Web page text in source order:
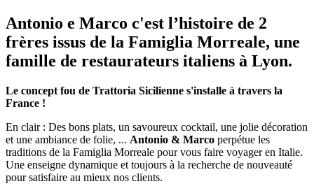
Antonio e Marco c'est l’histoire de 2
frères issus de la Famiglia Morreale, une
famille de restaurateurs italiens à Lyon.
Le concept fou de Trattoria Sicilienne s'installe à travers la
France !
En clair : Des bons plats, un savoureux cocktail, une jolie décoration
et une ambiance de folie, ... Antonio & Marco perpétue les
traditions de la Famiglia Morreale pour vous faire voyager en Italie.
Une enseigne dynamique et toujours à la recherche de nouveauté
pour satisfaire au mieux nos clients.